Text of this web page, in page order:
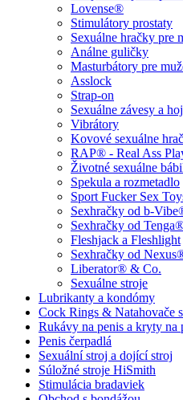
Lovense®
Stimulátory prostaty
Sexuálne hračky pre
Análne guličky
Masturbátory pre
Asslock
Strap-on
Sexuálne závesy a
Vibrátory
Kovové sexuálne
RAP® - Real Ass
Životné sexuálne
Spekula a rozmetadlo
Sport Fucker Sex
Sexhračky od b-
Sexhračky od
Fleshjack a Fleshlight
Sexhračky od
Liberator® & Co.
Sexuálne stroje
Lubrikanty a kondómy
Cock Rings & Natahovače
Rukávy na penis a kryty na
Penis čerpadlá
Sexuální stroj a dojící stroj
Súložné stroje HiSmith
Stimulácia bradaviek